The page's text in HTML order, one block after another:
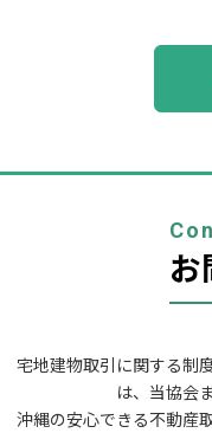
ー
お
宅地建物取引に関する制
は、当協会
沖縄の安心できる不動産